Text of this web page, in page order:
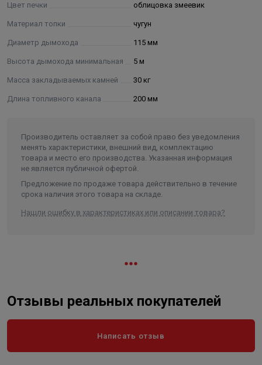
Цвет печки облицовка змеевик
Материал топки чугун
Диаметр дымохода 115 мм
Высота дымохода минимальная 5 м
Масса закладываемых камней 30 кг
Длина топливного канала 200 мм
Производитель оставляет за собой право без уведомления
менять характеристики, внешний вид, комплектацию
товара и место его производства. Указанная информация
не является публичной офертой.
Предложение по продаже товара действительно в течение
срока наличия этого товара на складе.
Нашли ошибку в характеристиках или описании товара?
Отзывы реальных покупателей
Написать отзыв